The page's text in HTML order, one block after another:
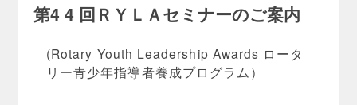
第4 4 回ＲＹＬＡセミナーのご案内
(Rotary Youth Leadership Awards ロータ
リー青少年指導者養成プログラム）